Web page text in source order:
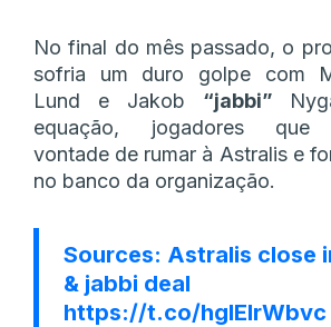
No final do mês passado, o
sofria um duro golpe com
Lund e Jakob “⁠jabbi⁠”
equação, jogadores que
vontade de rumar à Astralis e
no banco da organização.
Sources: Astralis close
& jabbi deal
https://t.co/hgIEIrWbvc